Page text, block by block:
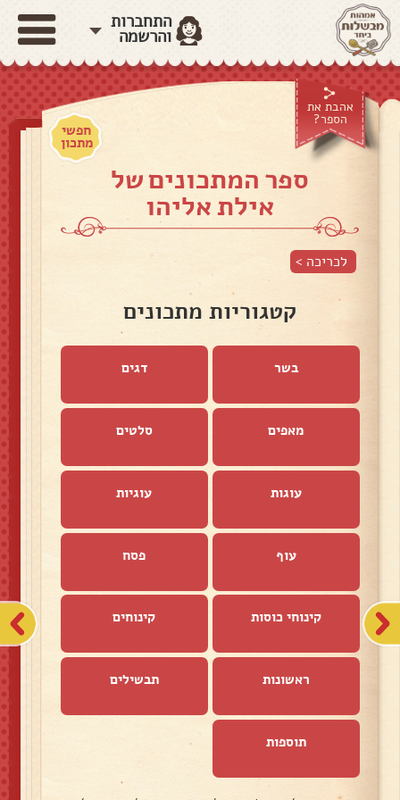
התחברות
והרשמה
אהבת את
הספר?
חפשי
מתכון
ספר המתכונים של
אילת אליהו
לכריכה >
קטגוריות מתכונים
בשר דגים
מאפים סלטים
עוגות עוגיות
עוף פסח
קינוחי כוסות קינוחים
ראשונות תבשילים
תוספות